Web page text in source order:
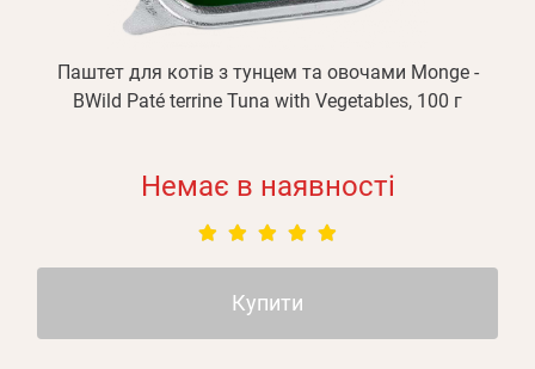
Паштет для котів з тунцем та овочами Monge -
BWild Paté terrine Tuna with Vegetables, 100 г
Немає в наявності
Купити